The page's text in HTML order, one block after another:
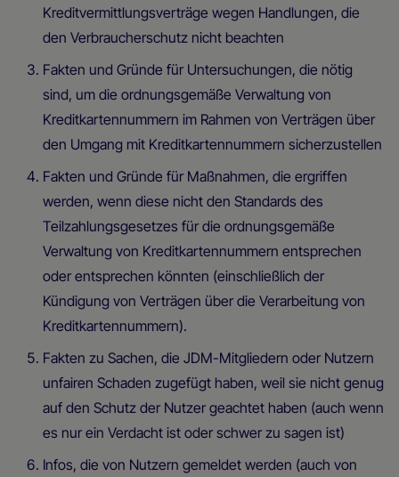
Kreditvermittlungsverträge wegen Handlungen, die
den Verbraucherschutz nicht beachten
Fakten und Gründe für Untersuchungen, die nötig
sind, um die ordnungsgemäße Verwaltung von
Kreditkartennummern im Rahmen von Verträgen über
den Umgang mit Kreditkartennummern sicherzustellen
Fakten und Gründe für Maßnahmen, die ergriffen
werden, wenn diese nicht den Standards des
Teilzahlungsgesetzes für die ordnungsgemäße
Verwaltung von Kreditkartennummern entsprechen
oder entsprechen könnten (einschließlich der
Kündigung von Verträgen über die Verarbeitung von
Kreditkartennummern).
Fakten zu Sachen, die JDM-Mitgliedern oder Nutzern
unfairen Schaden zugefügt haben, weil sie nicht genug
auf den Schutz der Nutzer geachtet haben (auch wenn
es nur ein Verdacht ist oder schwer zu sagen ist)
Infos, die von Nutzern gemeldet werden (auch von